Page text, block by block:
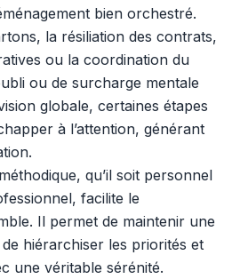
bien orchestré.
la résiliation des contrats,
ou la coordination du
ou de surcharge mentale
globale, certaines étapes
à l’attention, générant
qu’il soit personnel
facilite le
Il permet de maintenir une
hiérarchiser les priorités et
une véritable sérénité.